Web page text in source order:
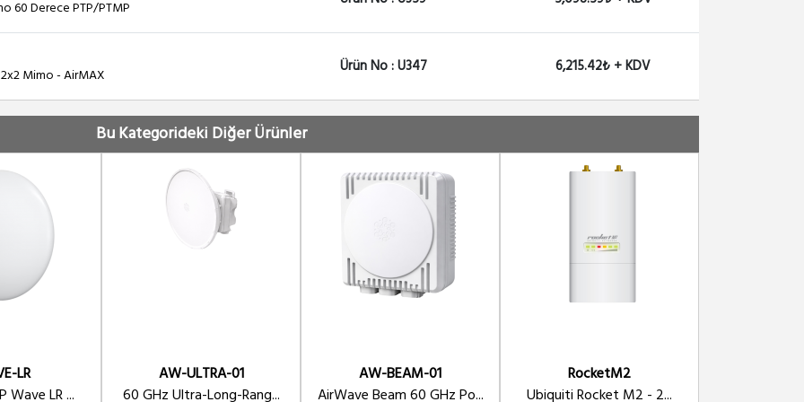
60 Derece PTP/PTMP
Mimo - AirMAX Ürün No : U347 6,215.42₺ + KDV
Bu Kategorideki Diğer Ürünler
LR
Wave LR ...
AW-ULTRA-01
60 GHz Ultra-Long-Rang...
AW-BEAM-01
AirWave Beam 60 GHz Po...
RocketM2
Ubiquiti Rocket M2 - 2...